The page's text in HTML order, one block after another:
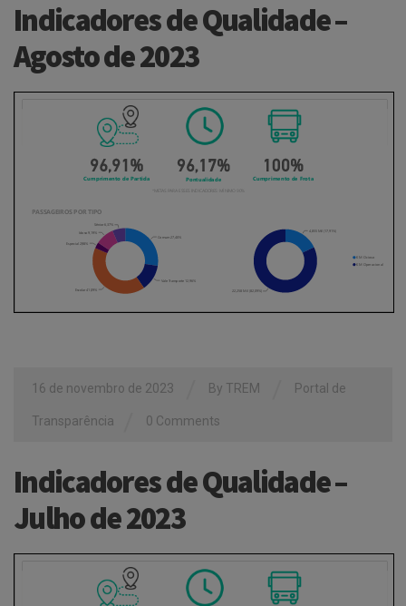
Indicadores de Qualidade –
Agosto de 2023
16 de novembro de 2023 By TREM Portal de
Transparência 0 Comments
Indicadores de Qualidade –
Julho de 2023